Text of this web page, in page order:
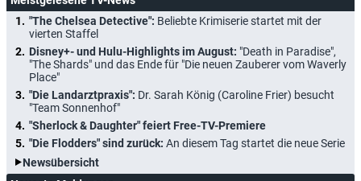
"The Chelsea Detective": Beliebte Krimiserie startet mit der
vierten Staffel
Disney+- und Hulu-Highlights im August: "Death in Paradise",
"The Shards" und das Ende für "Die neuen Zauberer vom Waverly
Place"
"Die Landarztpraxis": Dr. Sarah König (Caroline Frier) besucht
"Team Sonnenhof"
"Sherlock & Daughter" feiert Free-TV-Premiere
"Die Flodders" sind zurück: An diesem Tag startet die neue Serie
Newsübersicht